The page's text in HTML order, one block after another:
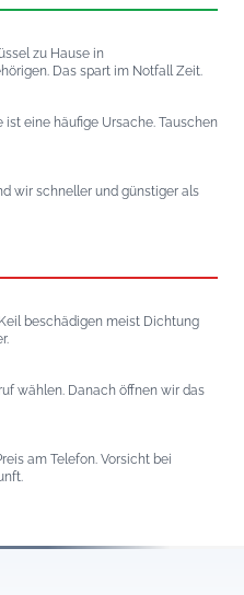
zu Hause in
Das spart im Notfall Zeit.
eine häufige Ursache. Tauschen
wir schneller und günstiger als
beschädigen meist Dichtung
wählen. Danach öffnen wir das
am Telefon. Vorsicht bei